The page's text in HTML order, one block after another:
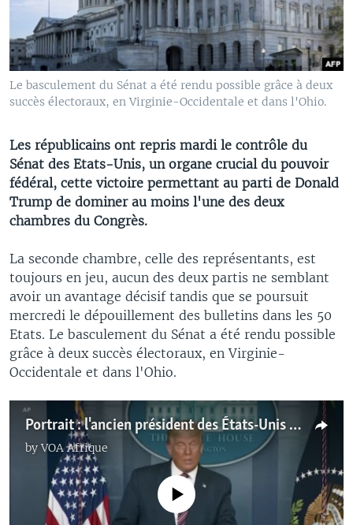
Le basculement du Sénat a été rendu possible grâce à deux
succès électoraux, en Virginie-Occidentale et dans l'Ohio.
Les républicains ont repris mardi le contrôle du
Sénat des Etats-Unis, un organe crucial du pouvoir
fédéral, cette victoire permettant au parti de Donald
Trump de dominer au moins l'une des deux
chambres du Congrès.
La seconde chambre, celle des représentants, est
toujours en jeu, aucun des deux partis ne semblant
avoir un avantage décisif tandis que se poursuit
mercredi le dépouillement des bulletins dans les 50
Etats. Le basculement du Sénat a été rendu possible
grâce à deux succès électoraux, en Virginie-
Occidentale et dans l'Ohio.
Portrait : l'ancien président des États-Unis Donald Trump
byVOA Afrique
No media source currently available